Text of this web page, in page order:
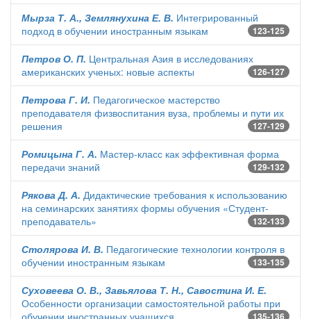
Мырза Т. А., Землянухина Е. В. Интегрированный
подход в обучении иностранным языкам
123-125
Петров О. П. Центральная Азия в исследованиях
американских ученых: новые аспекты
126-127
Петрова Г. И. Педагогическое мастерство
преподавателя физвоспитания вуза, проблемы и пути их
решения
127-129
Ромицына Г. А. Мастер-класс как эффективная форма
передачи знаний
129-132
Рякова Д. А. Дидактические требования к использованию
на семинарских занятиях формы обучения «Студент-
преподаватель»
132-133
Столярова И. В. Педагогические технологии контроля в
обучении иностранным языкам
133-135
Суховеева О. В., Завьялова Т. Н., Савостина И. Е.
Особенности организации самостоятельной работы при
обучении иностранных учащихся
135-136